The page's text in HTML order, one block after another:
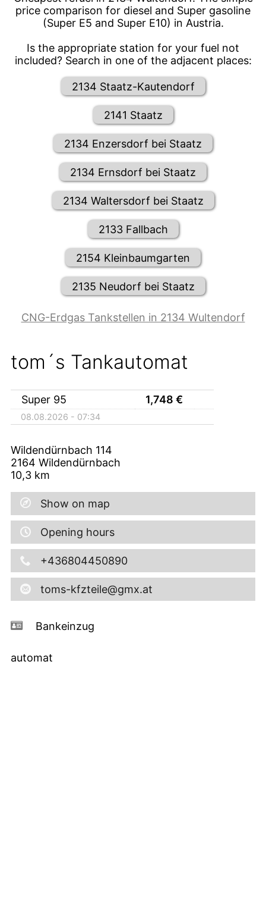
price comparison for diesel and Super gasoline
(Super E5 and Super E10) in Austria.
Is the appropriate station for your fuel not
included? Search in one of the adjacent places:
2134 Staatz-Kautendorf
2141 Staatz
2134 Enzersdorf bei Staatz
2134 Ernsdorf bei Staatz
2134 Waltersdorf bei Staatz
2133 Fallbach
2154 Kleinbaumgarten
2135 Neudorf bei Staatz
CNG-Erdgas Tankstellen in 2134 Wultendorf
tom´s Tankautomat
Super 95 1,748 €
08.08.2026 - 07:34
Wildendürnbach 114
2164 Wildendürnbach
10,3 km
Show on map
Opening hours
+436804450890
toms-kfzteile@gmx.at
Bankeinzug
automat